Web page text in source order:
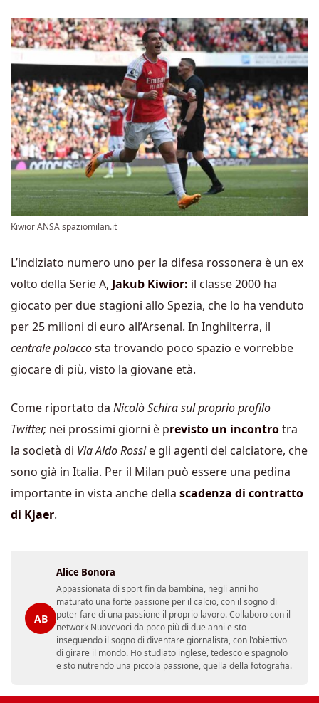
Kiwior ANSA spaziomilan.it
L’indiziato numero uno per la difesa rossonera è un ex
volto della Serie A, Jakub Kiwior: il classe 2000 ha
giocato per due stagioni allo Spezia, che lo ha venduto
per 25 milioni di euro all’Arsenal. In Inghilterra, il
centrale polaccosta trovando poco spazio e vorrebbe
giocare di più, visto la giovane età.
Come riportato da Nicolò Schira sul proprio profilo
Twitter, nei prossimi giorni è previsto un incontrotra
la società di Via Aldo Rossie gli agenti del calciatore, che
sono già in Italia. Per il Milan può essere una pedina
importante in vista anche della scadenza di contratto
di Kjaer.
AB
Alice Bonora
Appassionata di sport fin da bambina, negli anni ho
maturato una forte passione per il calcio, con il sogno di
poter fare di una passione il proprio lavoro. Collaboro con il
network Nuovevoci da poco più di due anni e sto
inseguendo il sogno di diventare giornalista, con l'obiettivo
di girare il mondo. Ho studiato inglese, tedesco e spagnolo
e sto nutrendo una piccola passione, quella della fotografia.